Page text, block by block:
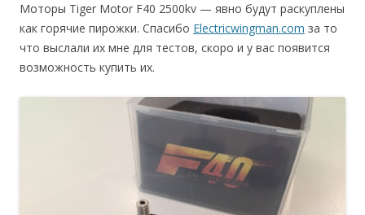
Моторы Tiger Motor F40 2500kv — явно будут раскуплены
как горячие пирожки. Спасибо Electricwingman.com за то
что выслали их мне для тестов, скоро и у вас появится
возможность купить их.